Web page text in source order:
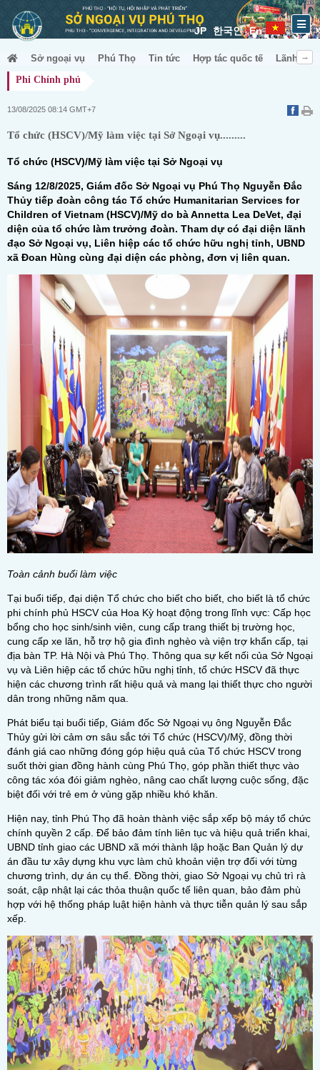
JP 한국인 En
Sở ngoại vụ Phú Thọ Tin tức Hợp tác quốc tế
Lãnh sự
Phi Chính phủ
13/08/2025 08:14 GMT+7
Tổ chức (HSCV)/Mỹ làm việc tại Sở Ngoại vụ.........
Tổ chức (HSCV)/Mỹ làm việc tại Sở Ngoại vụ
Sáng 12/8/2025, Giám đốc Sở Ngoại vụ Phú Thọ Nguyễn Đắc
Thủy tiếp đoàn công tác Tổ chức Humanitarian Services for
Children of Vietnam (HSCV)/Mỹ do bà Annetta Lea DeVet, đại
diện của tổ chức làm trưởng đoàn. Tham dự có đại diện lãnh
đạo Sở Ngoại vụ, Liên hiệp các tổ chức hữu nghị tỉnh, UBND
xã Đoan Hùng cùng đại diện các phòng, đơn vị liên quan.
Toàn cảnh buổi làm việc
Tại buổi tiếp, đại diện Tổ chức cho biết cho biết, cho biết là tổ chức
phi chính phủ HSCV của Hoa Kỳ hoạt động trong lĩnh vực: Cấp học
bổng cho học sinh/sinh viên, cung cấp trang thiết bị trường học,
cung cấp xe lăn, hỗ trợ hộ gia đình nghèo và viện trợ khẩn cấp, tại
địa bàn TP. Hà Nội và Phú Thọ. Thông qua sự kết nối của Sở Ngoại
vụ và Liên hiệp các tổ chức hữu nghị tỉnh, tổ chức HSCV đã thực
hiện các chương trình rất hiệu quả và mang lại thiết thực cho người
dân trong những năm qua.
Phát biểu tại buổi tiếp, Giám đốc Sở Ngoại vụ ông Nguyễn Đắc
Thủy gửi lời cảm ơn sâu sắc tới Tổ chức (HSCV)/Mỹ, đồng thời
đánh giá cao những đóng góp hiệu quả của Tổ chức HSCV trong
suốt thời gian đồng hành cùng Phú Thọ, góp phần thiết thực vào
công tác xóa đói giảm nghèo, nâng cao chất lượng cuộc sống, đặc
biệt đối với trẻ em ở vùng gặp nhiều khó khăn.
Hiện nay, tỉnh Phú Thọ đã hoàn thành việc sắp xếp bộ máy tổ chức
chính quyền 2 cấp. Để bảo đảm tính liên tục và hiệu quả triển khai,
UBND tỉnh giao các UBND xã mới thành lập hoặc Ban Quản lý dự
án đầu tư xây dựng khu vực làm chủ khoản viện trợ đối với từng
chương trình, dự án cụ thể. Đồng thời, giao Sở Ngoại vụ chủ trì rà
soát, cập nhật lại các thỏa thuận quốc tế liên quan, bảo đảm phù
hợp với hệ thống pháp luật hiện hành và thực tiễn quản lý sau sắp
xếp.